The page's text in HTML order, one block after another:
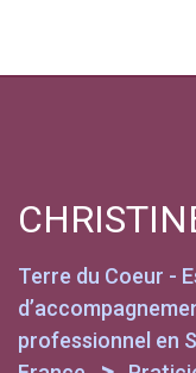
Terre du Coeur -
professionnel en